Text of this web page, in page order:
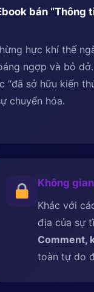
bán “Thông
hực khí thế
ngợp và bỏ dở.
“đã sở hữu kiến
chuyển hóa.
Không
Khác với
địa của sự
Comment,
toàn tự do